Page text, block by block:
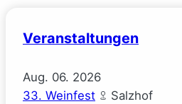
Veranstaltungen
Aug. 06. 2026
33. Weinfest
Salzhof